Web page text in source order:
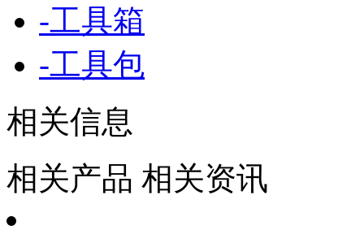
-工具箱
-工具包
相关信息
相关产品 相关资讯